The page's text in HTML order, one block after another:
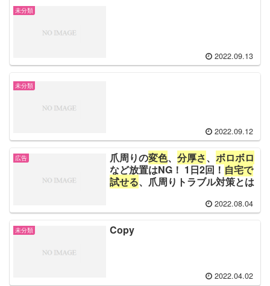
未分類
2022.09.13
未分類
2022.09.12
広告 爪周りの変色、分厚さ、ボロボロ
など放置はNG！ 1日2回！ 自宅で
試せる、爪周りトラブル対策とは
2022.08.04
未分類 Copy
2022.04.02